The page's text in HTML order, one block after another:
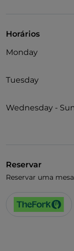
Horários
Monday
Tuesday
Wednesday -
Reservar
Reservar uma mesa